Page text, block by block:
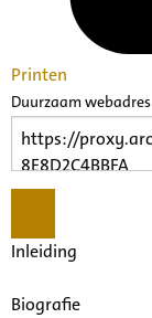
Printen
Duurzaam webadres
Inleiding
Biografie